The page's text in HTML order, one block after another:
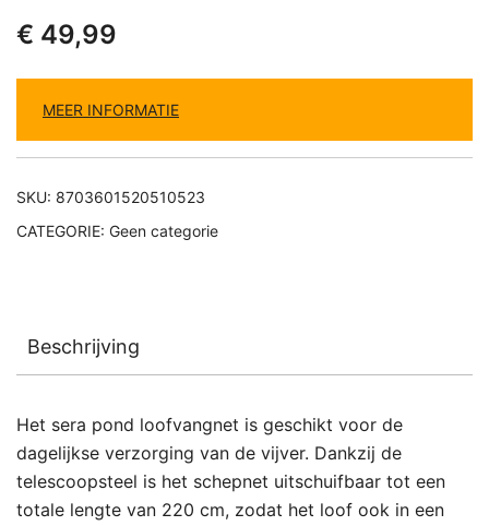
€ 49,99
MEER INFORMATIE
SKU: 8703601520510523
CATEGORIE: Geen categorie
Beschrijving
Het sera pond loofvangnet is geschikt voor de
dagelijkse verzorging van de vijver. Dankzij de
telescoopsteel is het schepnet uitschuifbaar tot een
totale lengte van 220 cm, zodat het loof ook in een